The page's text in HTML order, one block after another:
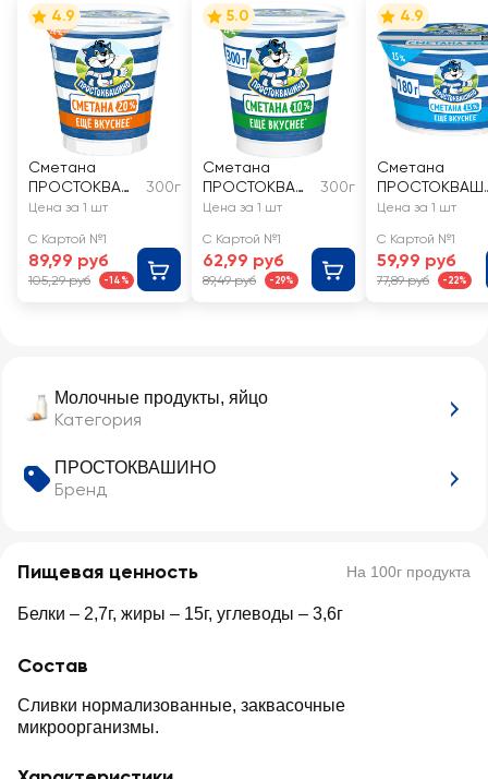
Молочные продукты, яйцо
Категория
ПРОСТОКВАШИНО
Бренд
Пищевая ценность На 100г продукта
Белки – 2,7г, жиры – 15г, углеводы – 3,6г
Состав
Сливки нормализованные, заквасочные
микроорганизмы.
4.9
Сметана
ПРОСТОКВАШ
ИНО 20%, без
300г
Цена за 1 шт
С Картой №1
89,99 руб
105,29 руб -14%
5.0
Сметана
ПРОСТОКВАШ
ИНО 10%, без
300г
Цена за 1 шт
С Картой №1
62,99 руб
89,49 руб -29%
4.9
Сметана
НО 15%, без
Цена за 1 шт
С Картой №1
59,99 руб
77,89 руб -22%